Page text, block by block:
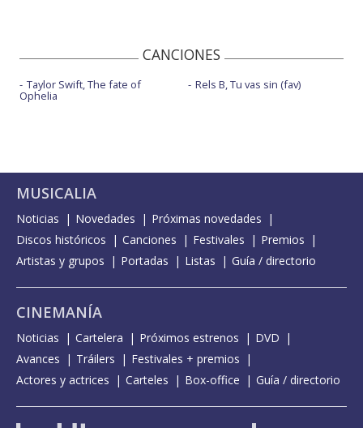
CANCIONES
Taylor Swift, The fate of
Ophelia
Rels B, Tu vas sin (fav)
MUSICALIA
Noticias Novedades
Próximas novedades
Discos históricos
Canciones Festivales
Premios
Artistas y grupos
Portadas Listas Guía / directorio
CINEMANÍA
Noticias Cartelera Próximos estrenos
DVD
Avances
Tráilers
Festivales + premios
Actores y actrices
Carteles Box-office Guía / directorio